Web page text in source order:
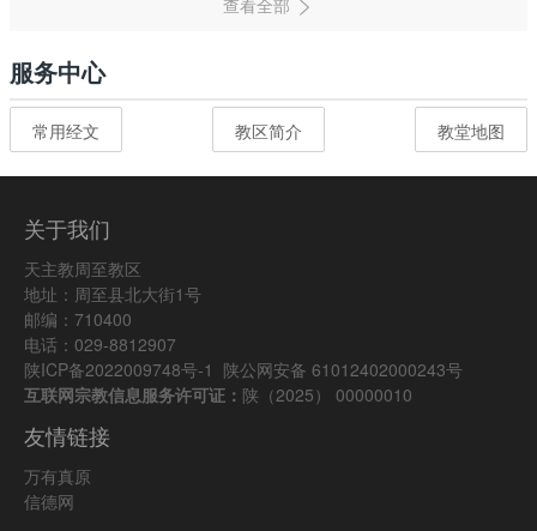
服务中心
常用经文 教区简介 教堂地图
关于我们
天主教周至教区
地址：周至县北大街1号
邮编：710400
电话：029-8812907
陕ICP备2022009748号-1 陕公网安备 61012402000243号
互联网宗教信息服务许可证： 陕（2025） 00000010
友情链接
万有真原
信德网